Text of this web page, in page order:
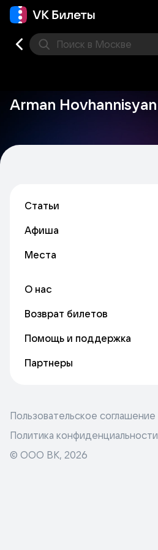
Поиск в Москве
Arman Hovhannisyan
Статьи
Афиша
Места
О нас
Возврат билетов
Помощь и поддержка
Партнеры
Пользовательское соглашение
Политика конфиденциальности
© ООО ВК, 2026